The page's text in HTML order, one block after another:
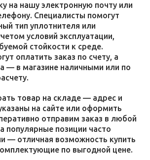
на нашу электронную почту или
Специалисты помогут
тип уплотнителя или
условий эксплуатации,
стойкости к среде.
оплатить заказ по счету, а
— в магазине наличными или по
товар на складе — адрес и
на сайте или оформить
отправим заказ в любой
популярные позиции часто
— отличная возможность купить
по выгодной цене.